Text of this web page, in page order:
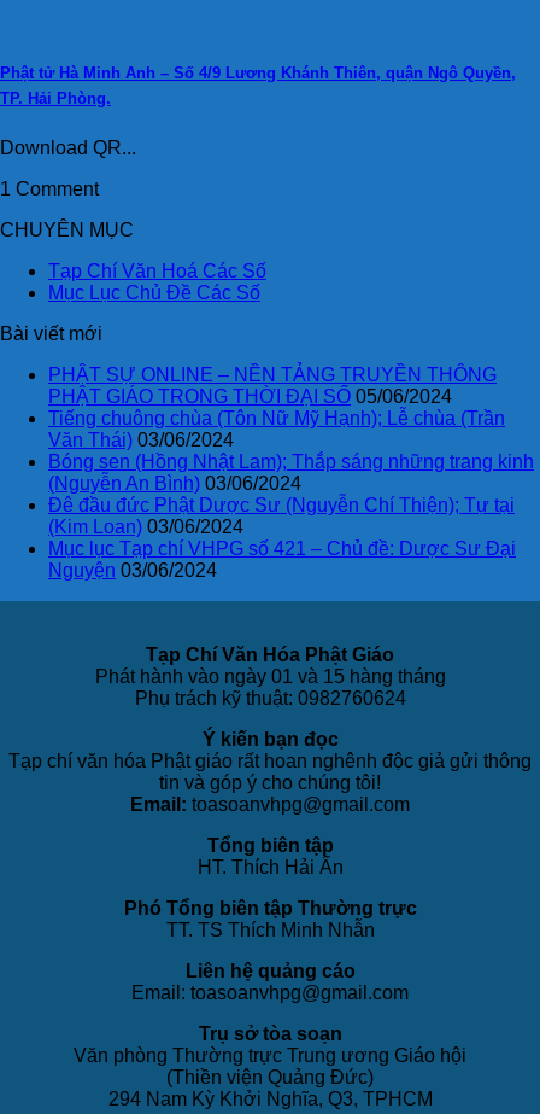
Phật tử Hà Minh Anh – Số 4/9 Lương Khánh Thiên, quận Ngô Quyền,
TP. Hải Phòng.
Download QR...
1 Comment
CHUYÊN MỤC
Tạp Chí Văn Hoá Các Số
Mục Lục Chủ Đề Các Số
Bài viết mới
PHẬT SỰ ONLINE – NỀN TẢNG TRUYỀN THÔNG
PHẬT GIÁO TRONG THỜI ĐẠI SỐ 05/06/2024
Tiếng chuông chùa (Tôn Nữ Mỹ Hạnh); Lễ chùa (Trần
Văn Thái) 03/06/2024
Bóng sen (Hồng Nhật Lam); Thắp sáng những trang kinh
(Nguyễn An Bình) 03/06/2024
Đê đầu đức Phật Dược Sư (Nguyễn Chí Thiện); Tự tại
(Kim Loan) 03/06/2024
Mục lục Tạp chí VHPG số 421 – Chủ đề: Dược Sư Đại
Nguyện 03/06/2024
Tạp Chí Văn Hóa Phật Giáo
Phát hành vào ngày 01 và 15 hàng tháng
Phụ trách kỹ thuật: 0982760624
Ý kiến bạn đọc
Tạp chí văn hóa Phật giáo rất hoan nghênh độc giả gửi thông
tin và góp ý cho chúng tôi!
Email: toasoanvhpg@gmail.com
Tổng biên tập
HT. Thích Hải Ấn
Phó Tổng biên tập Thường trực
TT. TS Thích Minh Nhẫn
Liên hệ quảng cáo
Email: toasoanvhpg@gmail.com
Trụ sở tòa soạn
Văn phòng Thường trực Trung ương Giáo hội
(Thiền viện Quảng Đức)
294 Nam Kỳ Khởi Nghĩa, Q3, TPHCM